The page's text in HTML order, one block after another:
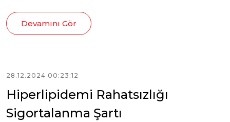
Devamını Gör
28.12.2024 00:23:12
Hiperlipidemi Rahatsızlığı
Sigortalanma Şartı